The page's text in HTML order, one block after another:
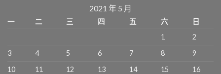
2021 年 5 月
一 二 三 四 五 六
日
1
2
3
4 5 6 7 8
9
10
11 12 13 14 15
16